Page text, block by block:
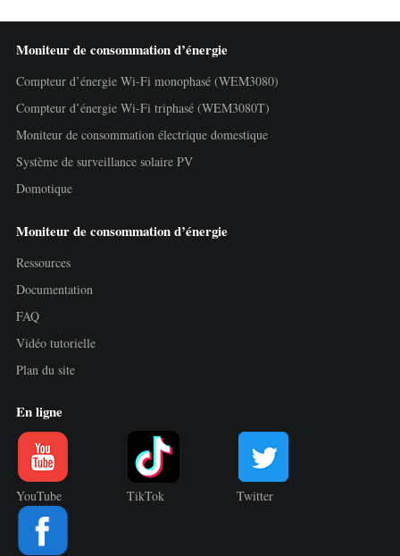
Moniteur de consommation d’énergie
Compteur d’énergie Wi-Fi monophasé (WEM3080)
Compteur d’énergie Wi-Fi triphasé (WEM3080T)
Moniteur de consommation électrique domestique
Système de surveillance solaire PV
Domotique
Moniteur de consommation d’énergie
Ressources
Documentation
FAQ
Vidéo tutorielle
Plan du site
En ligne
YouTube TikTok Twitter